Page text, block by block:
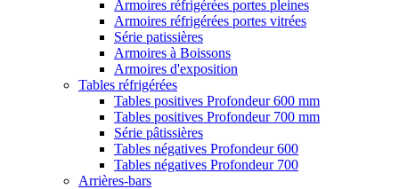
Armoires réfrigérées portes pleines
Armoires réfrigérées portes vitrées
Série patissières
Armoires à Boissons
Armoires d'exposition
Tables réfrigérées
Tables positives Profondeur 600 mm
Tables positives Profondeur 700 mm
Série pâtissières
Tables négatives Profondeur 600
Tables négatives Profondeur 700
Arrières-bars